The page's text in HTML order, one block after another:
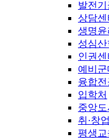
발전기
상담센
생명
성심
인권
예비군
융합
입학처
중앙
취·창
평생